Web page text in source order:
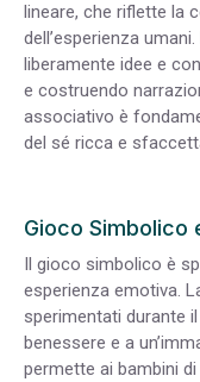
lineare, che riflette la
dell’esperienza
liberamente idee e
e costruendo
associativo è
del sé ricca e
Gioco
Il gioco simbolico è
esperienza emotiva.
sperimentati durante
benessere e a
permette ai bambini